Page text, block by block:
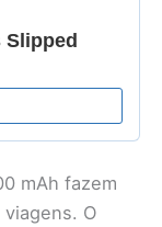
mAh fazem
O